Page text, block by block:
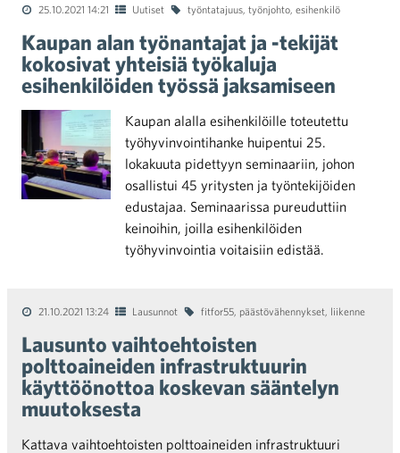
25.10.2021 14:21 Uutiset työntatajuus, työnjohto, esihenkilö
Kaupan alan työnantajat ja -tekijät
kokosivat yhteisiä työkaluja
esihenkilöiden työssä jaksamiseen
Kaupan alalla esihenkilöille toteutettu
työhyvinvointihanke huipentui 25.
lokakuuta pidettyyn seminaariin, johon
osallistui 45 yritysten ja työntekijöiden
edustajaa. Seminaarissa pureuduttiin
keinoihin, joilla esihenkilöiden
työhyvinvointia voitaisiin edistää.
21.10.2021 13:24 Lausunnot fitfor55, päästövähennykset, liikenne
Lausunto vaihtoehtoisten
polttoaineiden infrastruktuurin
käyttöönottoa koskevan sääntelyn
muutoksesta
Kattava vaihtoehtoisten polttoaineiden infrastruktuuri